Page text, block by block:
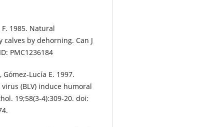
F. 1985. Natural
by dehorning. Can J
PMC1236184
Gómez-Lucía E. 1997.
(BLV) induce humoral
19;58(3-4):309-20. doi: